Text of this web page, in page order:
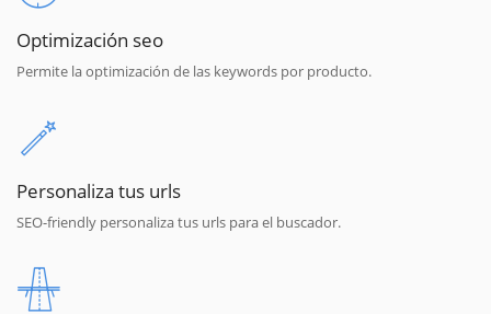
Optimización seo
Permite la optimización de las keywords por producto.
Personaliza tus urls
SEO-friendly personaliza tus urls para el buscador.